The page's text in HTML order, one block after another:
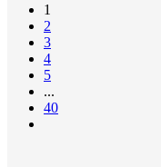
1
2
3
4
5
...
40